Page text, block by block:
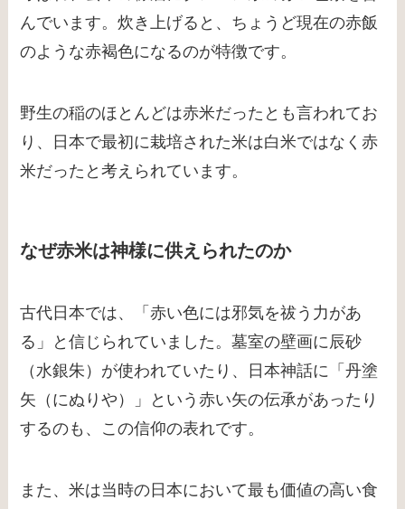
んでいます。炊き上げると、ちょうど現在の赤飯
のような赤褐色になるのが特徴です。
野生の稲のほとんどは赤米だったとも言われてお
り、日本で最初に栽培された米は白米ではなく赤
米だったと考えられています。
なぜ赤米は神様に供えられたのか
古代日本では、「赤い色には邪気を祓う力があ
る」と信じられていました。墓室の壁画に辰砂
（水銀朱）が使われていたり、日本神話に「丹塗
矢（にぬりや）」という赤い矢の伝承があったり
するのも、この信仰の表れです。
また、米は当時の日本において最も価値の高い食